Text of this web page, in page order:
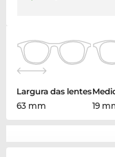
Largura das lentes
63 mm
19